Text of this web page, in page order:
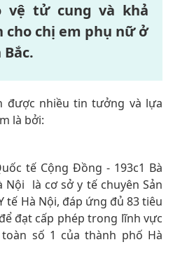
vệ tử cung và khả
cho chị em phụ nữ ở
được nhiều tin tưởng và lựa
là bởi:
tế Cộng Đồng - 193c1 Bà
Nội là cơ sở y tế chuyên Sản
tế Hà Nội, đáp ứng đủ 83 tiêu
đạt cấp phép trong lĩnh vực
số 1 của thành phố Hà